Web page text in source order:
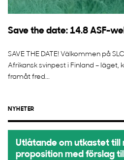
Save the date: 14.8 ASF-
SAVE THE DATE! Välkommen på
Afrikansk svinpest i Finland – läget,
framåt fred...
NYHETER
Utlåtande om utkastet till
proposition med förslag